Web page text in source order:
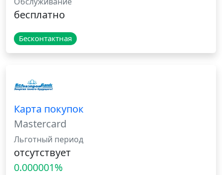
бесплатно
Бесконтактная
Карта покупок
Mastercard
Льготный период
отсутствует
0.000001%